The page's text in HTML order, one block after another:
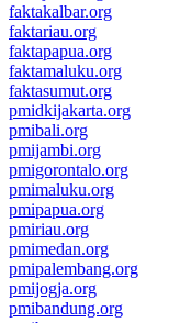
faktakalbar.org
faktariau.org
faktapapua.org
faktamaluku.org
faktasumut.org
pmidkijakarta.org
pmibali.org
pmijambi.org
pmigorontalo.org
pmimaluku.org
pmipapua.org
pmiriau.org
pmimedan.org
pmipalembang.org
pmijogja.org
pmibandung.org